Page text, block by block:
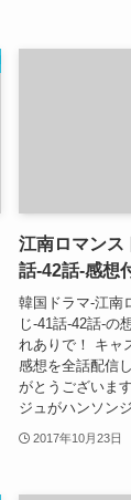
江南ロマンス
話-42話-感想
韓国ドラマ-江南
じ-41話-42話-の
れありで！ キャ
感想を全話配信
がとうございま
ジュがハンソン
2017年10月23日